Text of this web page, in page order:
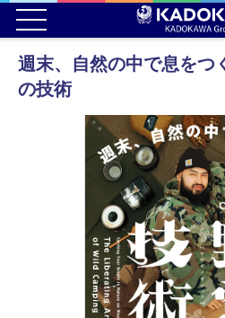
週末、自然の中で息をつ
の技術